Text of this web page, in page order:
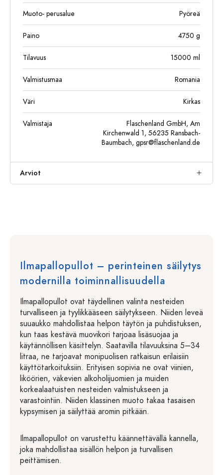
Muoto- perusalue Pyöreä
Paino 4750 g
Tilavuus 15000 ml
Valmistusmaa Romania
Väri Kirkas
Valmistaja
Flaschenland GmbH, Am
Kirchenwald 1, 56235 Ransbach-
Baumbach, gpsr@flaschenland.de
Arviot
Ilmapallopullot – perinteinen säilytys
modernilla toiminnallisuudella
Ilmapallopullot ovat täydellinen valinta nesteiden
turvalliseen ja tyylikkääseen säilytykseen. Niiden leveä
suuaukko mahdollistaa helpon täytön ja puhdistuksen,
kun taas kestävä muovikori tarjoaa lisäsuojaa ja
käytännöllisen käsittelyn. Saatavilla tilavuuksina 5–34
litraa, ne tarjoavat monipuolisen ratkaisun erilaisiin
käyttötarkoituksiin. Erityisen sopivia ne ovat viinien,
liköörien, väkevien alkoholijuomien ja muiden
korkealaatuisten nesteiden valmistukseen ja
varastointiin. Niiden klassinen muoto takaa tasaisen
kypsymisen ja säilyttää aromin pitkään.
Ilmapallopullot on varustettu käännettävällä kannella,
joka mahdollistaa sisällön helpon ja turvallisen
peittämisen.